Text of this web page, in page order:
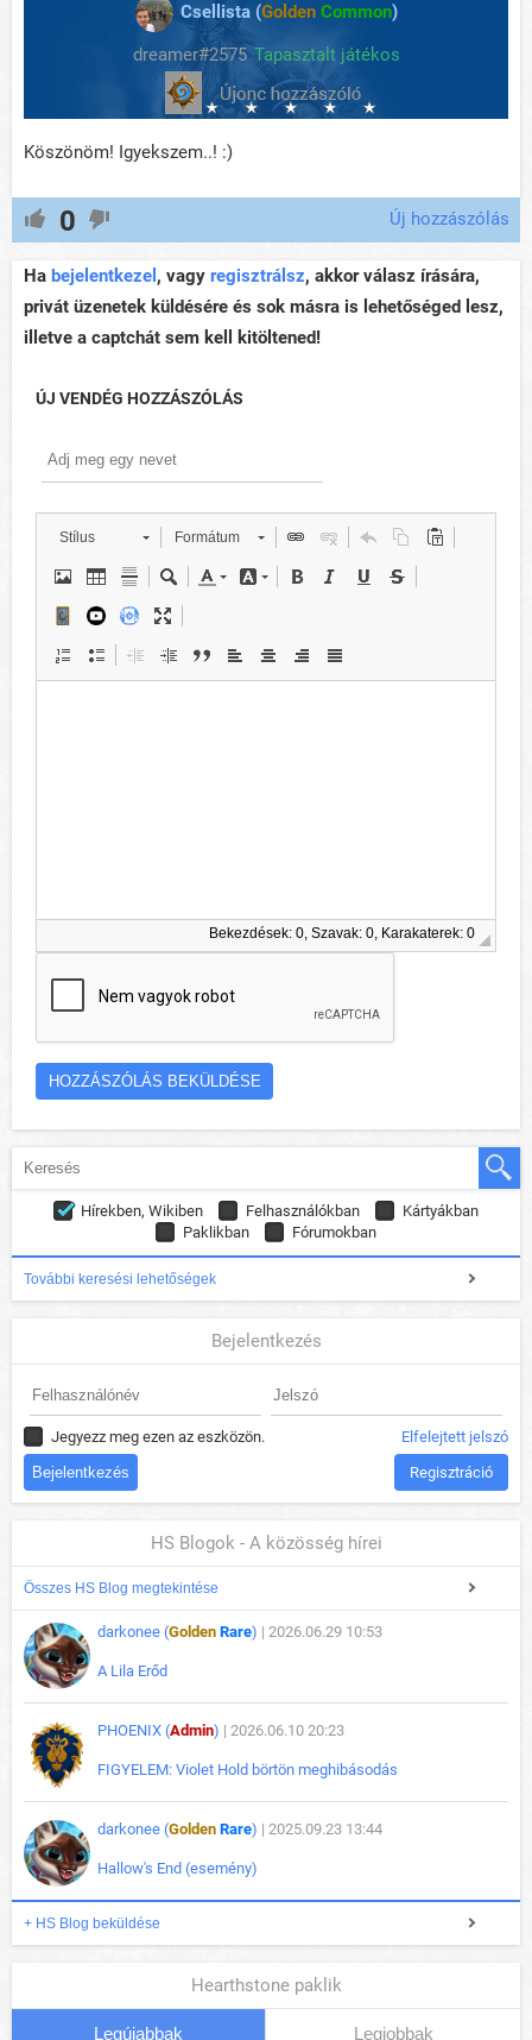
Csellista (Golden Common)
dreamer#2575 Tapasztalt játékos
Köszönöm! Igyekszem..! :)
0 Új hozzászólás
Ha bejelentkezel , vagy regisztrálsz, akkor válasz írására,
privát üzenetek küldésére és sok másra is lehetőséged lesz,
illetve a captchát sem kell kitöltened!
ÚJ VENDÉG HOZZÁSZÓLÁS
Stílus Formátum
Bekezdések: 0, Szavak: 0, Karakaterek: 0
Hírekben, Wikiben Felhasználókban
Kártyákban
Paklikban
Fórumokban
További keresési lehetőségek
Bejelentkezés
Jegyezz meg ezen az eszközön. Elfelejtett jelszó
Regisztráció
HS Blogok - A közösség hírei
Összes HS Blog megtekintése
darkonee (Golden Rare) | 2026.06.29 10:53
A Lila Erőd
PHOENIX (Admin) | 2026.06.10 20:23
FIGYELEM: Violet Hold börtön meghibásodás
darkonee (Golden Rare) | 2025.09.23 13:44
Hallow's End (esemény)
+ HS Blog beküldése
Hearthstone paklik
Legújabbak Legjobbak